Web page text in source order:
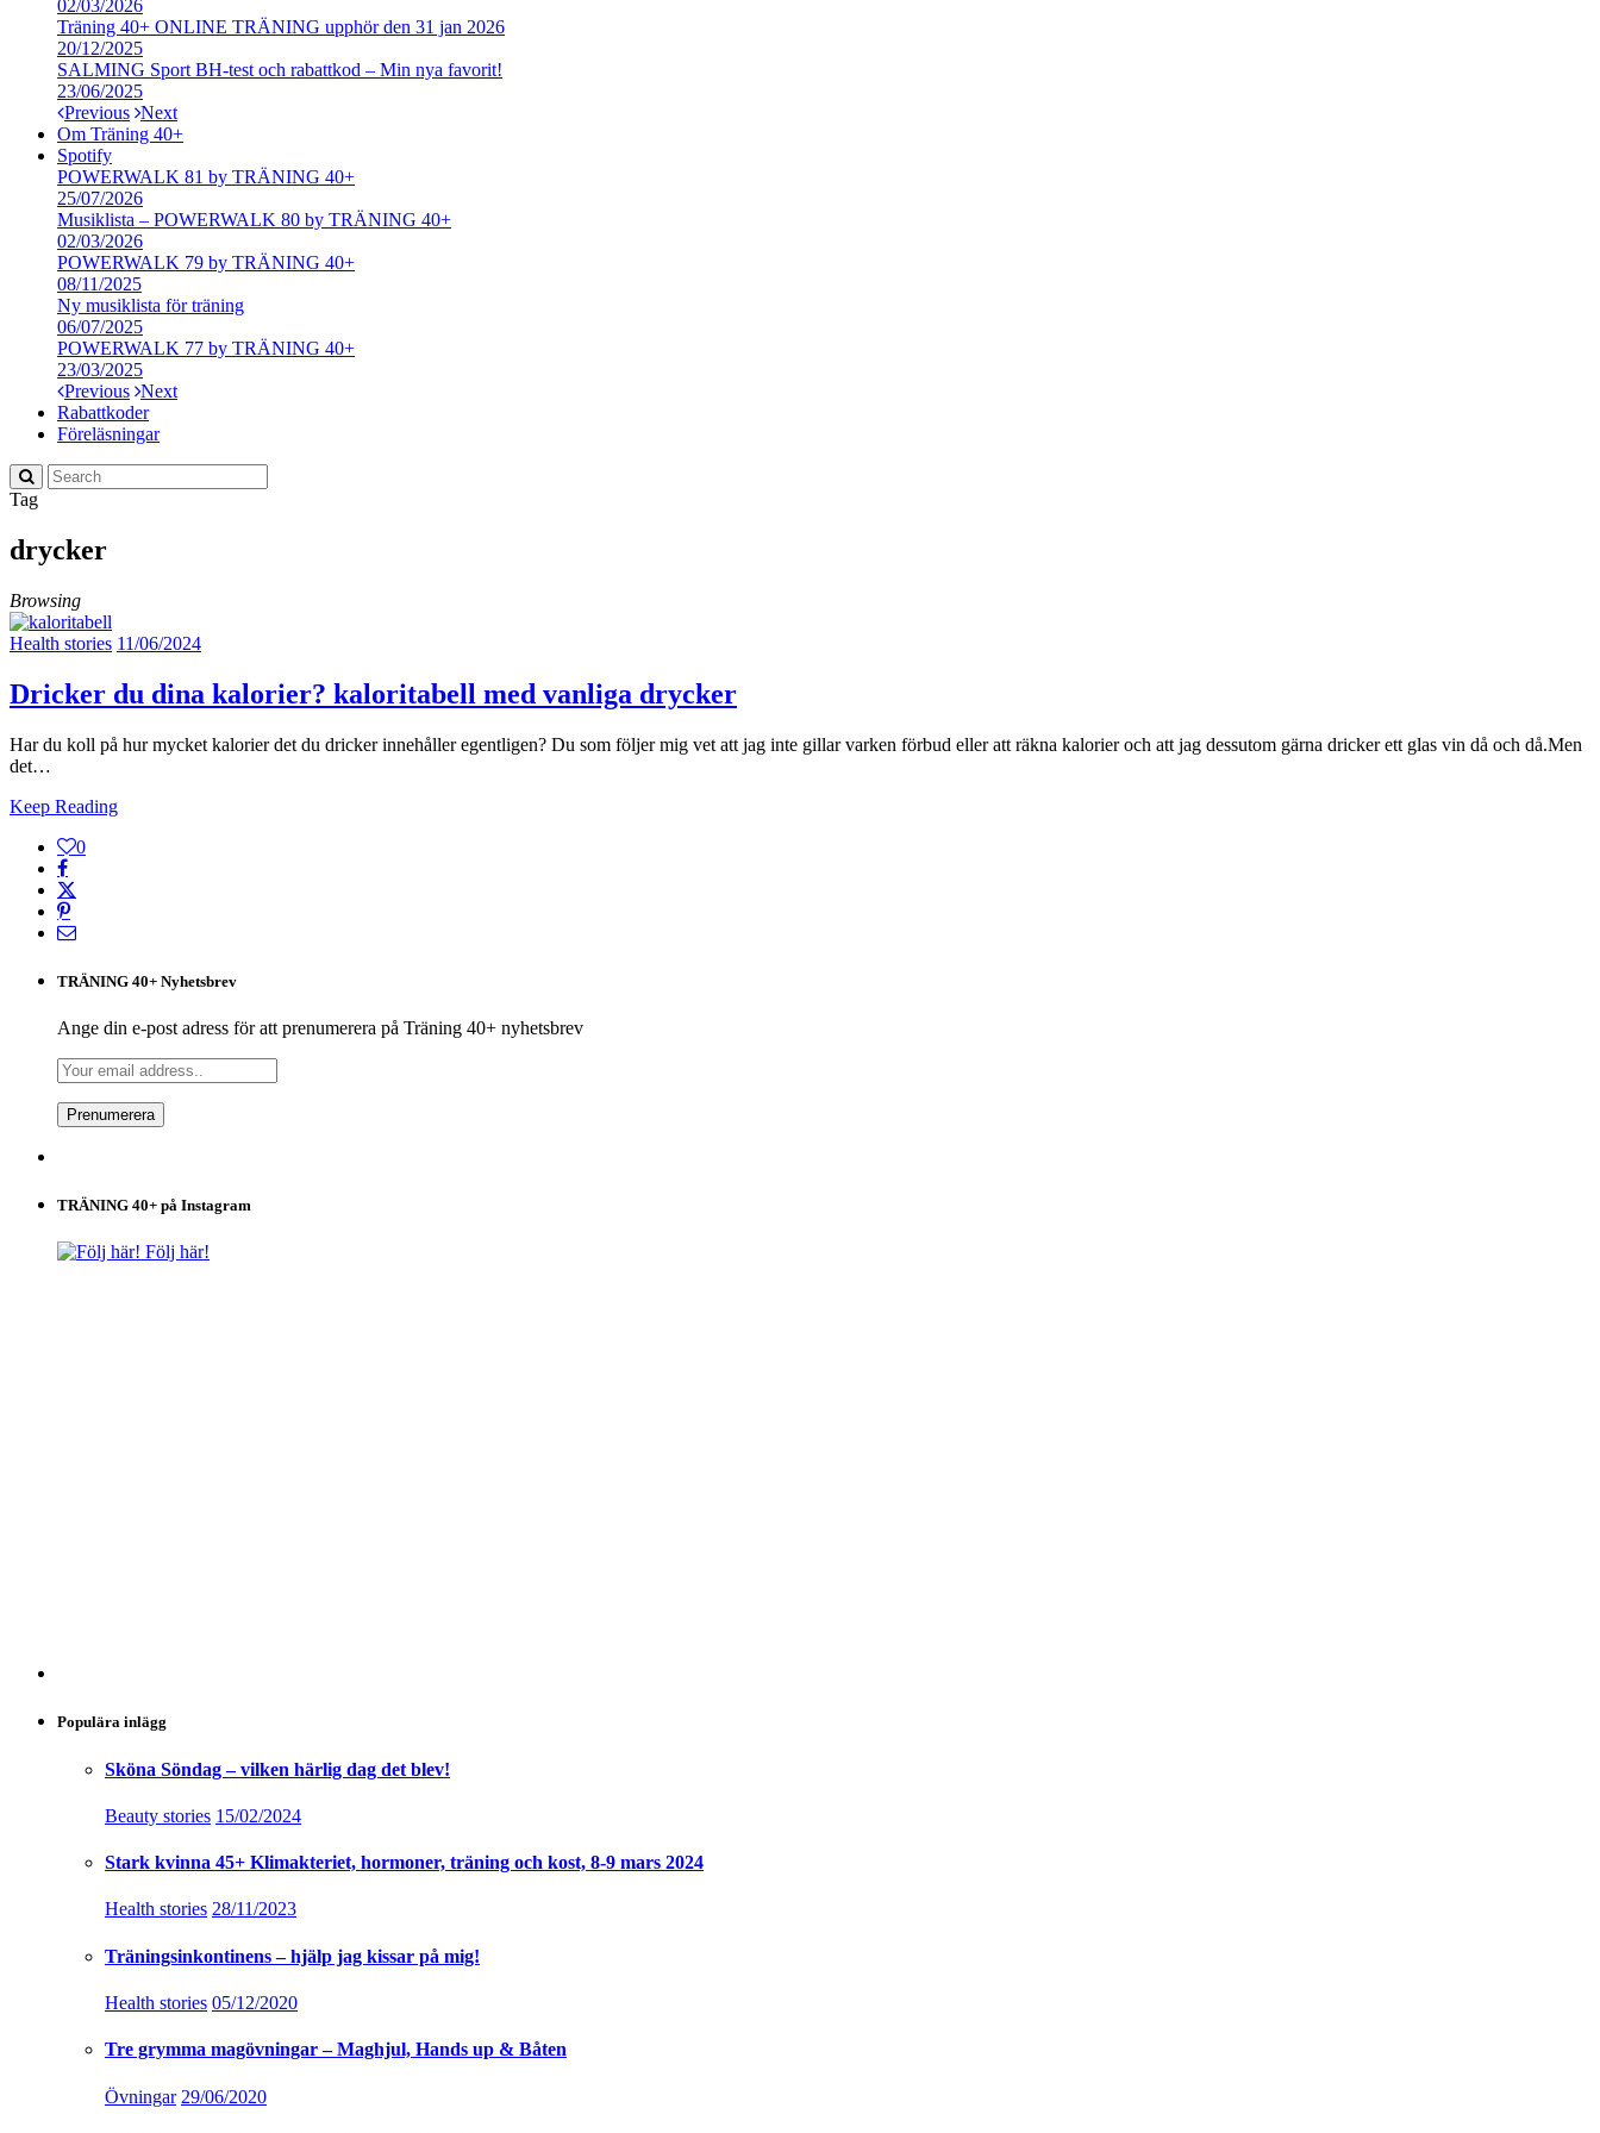
02/03/2026
Träning 40+ ONLINE TRÄNING upphör den 31 jan 2026
20/12/2025
SALMING Sport BH-test och rabattkod – Min nya favorit!
23/06/2025
Previous Next
Om Träning 40+
Spotify
POWERWALK 81 by TRÄNING 40+
25/07/2026
Musiklista – POWERWALK 80 by TRÄNING 40+
02/03/2026
POWERWALK 79 by TRÄNING 40+
08/11/2025
Ny musiklista för träning
06/07/2025
POWERWALK 77 by TRÄNING 40+
23/03/2025
Previous Next
Rabattkoder
Föreläsningar
Tag
drycker
Browsing
Health stories 11/06/2024
Dricker du dina kalorier? kaloritabell med vanliga drycker
Har du koll på hur mycket kalorier det du dricker innehåller egentligen? Du som följer mig vet att jag inte gillar varken förbud eller att räkna kalorier och att jag dessutom gärna dricker ett glas vin då och då.Men
det…
Keep Reading
0
TRÄNING 40+ Nyhetsbrev
Ange din e-post adress för att prenumerera på Träning 40+ nyhetsbrev
TRÄNING 40+ på Instagram
Följ här!
Populära inlägg
Sköna Söndag – vilken härlig dag det blev!
Beauty stories 15/02/2024
Stark kvinna 45+ Klimakteriet, hormoner, träning och kost, 8-9 mars 2024
Health stories 28/11/2023
Träningsinkontinens – hjälp jag kissar på mig!
Health stories 05/12/2020
Tre grymma magövningar – Maghjul, Hands up & Båten
Övningar 29/06/2020